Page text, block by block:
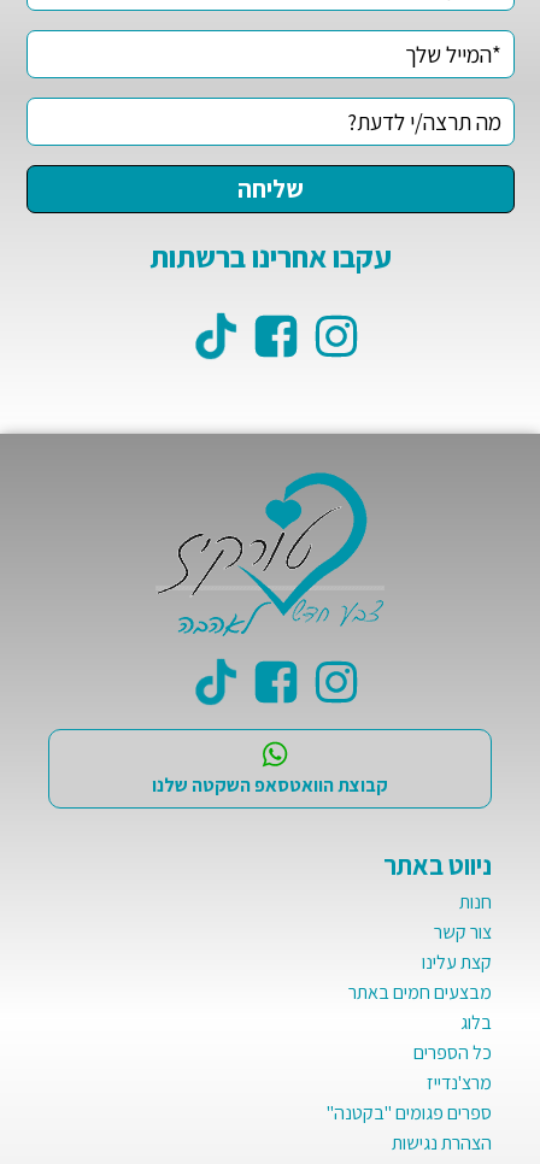
עקבו אחרינו ברשתות
קבוצת הוואטסאפ השקטה שלנו
ניווט באתר
חנות
צור קשר
קצת עלינו
מבצעים חמים באתר
בלוג
כל הספרים
מרצ'נדייז
ספרים פגומים "בקטנה"
הצהרת נגישות